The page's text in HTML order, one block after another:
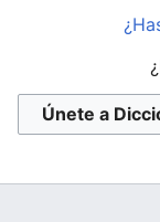
Abrir menú
Únete a